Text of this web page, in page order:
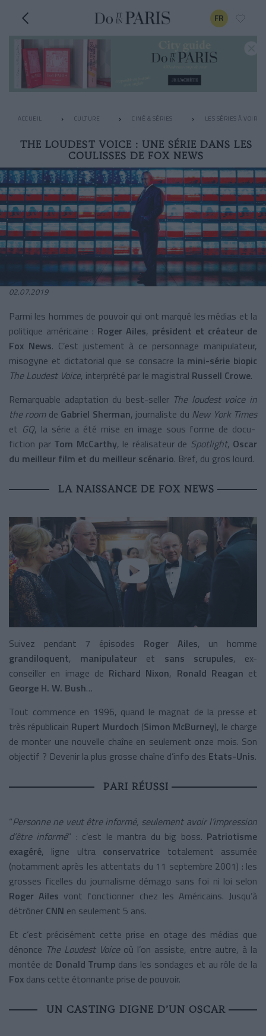
FR
ACCUEIL CULTURE CINÉ & SÉRIES LES SÉRIES À VOIR
THE LOUDEST VOICE : UNE SÉRIE DANS LES
COULISSES DE FOX NEWS
02.07.2019
Parmi les hommes de pouvoir qui ont marqué les médias et la
politique américaine : Roger Ailes, président et créateur de
Fox News. C’est justement à ce personnage manipulateur,
misogyne et dictatorial que se consacre la mini-série biopic
The Loudest Voice, interprété par le magistral Russell Crowe.
Remarquable adaptation du best-seller The loudest voice in
the room de Gabriel Sherman, journaliste du New York Times
et GQ, la série a été mise en image sous forme de docu-
fiction par Tom McCarthy, le réalisateur de Spotlight, Oscar
du meilleur film et du meilleur scénario. Bref, du gros lourd.
LA NAISSANCE DE FOX NEWS
Suivez pendant 7 épisodes Roger Ailes, un homme
grandiloquent, manipulateur et sans scrupules, ex-
conseiller en image de Richard Nixon, Ronald Reagan et
George H. W. Bush…
Tout commence en 1996, quand le magnat de la presse et
très républicain Rupert Murdoch (Simon McBurney), le charge
de monter une nouvelle chaîne en seulement onze mois. Son
objectif ? Devenir la plus grosse chaîne d’info des Etats-Unis.
PARI RÉUSSI
“Personne ne veut être informé, seulement avoir l’impression
d’être informé” : c’est le mantra du big boss. Patriotisme
exagéré, ligne ultra conservatrice totalement assumée
(notamment après les attentats du 11 septembre 2001) : les
grosses ficelles du journalisme démago sans foi ni loi selon
Roger Ailesvont fonctionner chez les Américains. Jusqu’à
détrôner CNN en seulement 5 ans.
Et c’est précisément cette prise en otage des médias que
dénonce The Loudest Voiceoù l’on assiste, entre autre, à la
montée de Donald Trump dans les sondages et au rôle de la
Fox dans cette étonnante prise de pouvoir.
UN CASTING DIGNE D’UN OSCAR